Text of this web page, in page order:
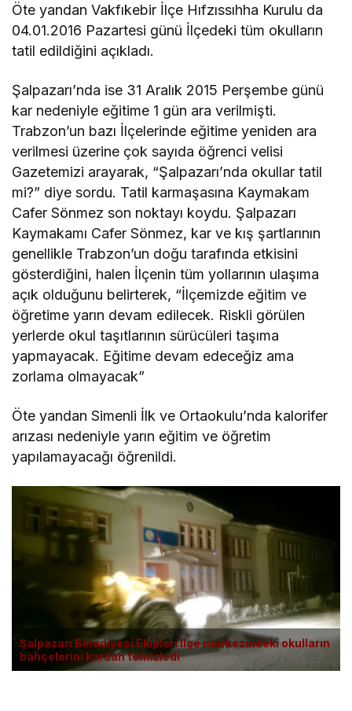
Öte yandan Vakfıkebir İlçe Hıfzıssıhha Kurulu da
04.01.2016 Pazartesi günü İlçedeki tüm okulların
tatil edildiğini açıkladı.
Şalpazarı’nda ise 31 Aralık 2015 Perşembe günü
kar nedeniyle eğitime 1 gün ara verilmişti.
Trabzon’un bazı İlçelerinde eğitime yeniden ara
verilmesi üzerine çok sayıda öğrenci velisi
Gazetemizi arayarak, “Şalpazarı’nda okullar tatil
mi?” diye sordu. Tatil karmaşasına Kaymakam
Cafer Sönmez son noktayı koydu. Şalpazarı
Kaymakamı Cafer Sönmez, kar ve kış şartlarının
genellikle Trabzon’un doğu tarafında etkisini
gösterdiğini, halen İlçenin tüm yollarının ulaşıma
açık olduğunu belirterek, “İlçemizde eğitim ve
öğretime yarın devam edilecek. Riskli görülen
yerlerde okul taşıtlarının sürücüleri taşıma
yapmayacak. Eğitime devam edeceğiz ama
zorlama olmayacak”
Öte yandan Simenli İlk ve Ortaokulu’nda kalorifer
arızası nedeniyle yarın eğitim ve öğretim
yapılamayacağı öğrenildi.
Şalpazarı Belediyesi Ekipleri İlçe merkezindeki okulların
bahçelerini kardan temizledi